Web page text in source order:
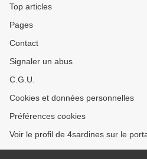
Top articles
Pages
Contact
Signaler un abus
C.G.U.
Cookies et données personnelles
Préférences cookies
Voir le profil de 4sardines sur le